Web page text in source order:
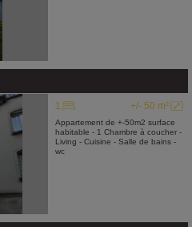
+/- 50 m²
1
Appartement de +-50m2 surface
habitable - 1 Chambre à coucher -
Living - Cuisine - Salle de bains -
wc